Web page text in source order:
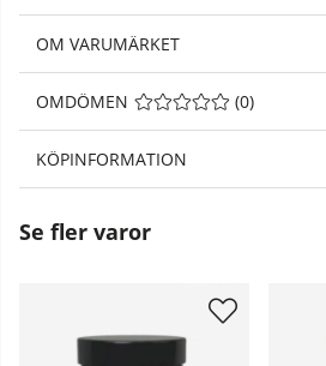
OM VARUMÄRKET
OMDÖMEN MEDELBETYG 0 AV 5
(0)
KÖPINFORMATION
Se fler varor